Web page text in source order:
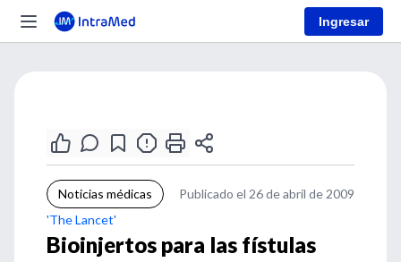
Ingresar
Noticias médicas
Publicado el 26 de abril de 2009
'The Lancet'
Bioinjertos para las fístulas